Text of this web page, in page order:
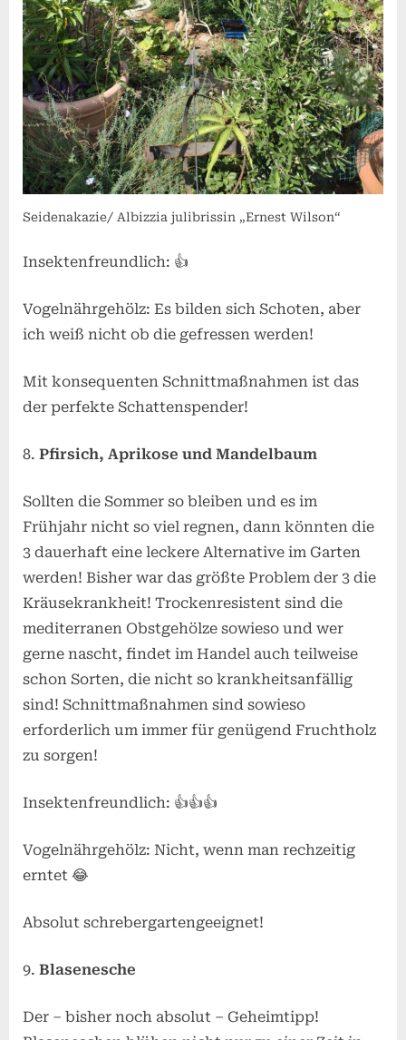
Seidenakazie/ Albizzia julibrissin „Ernest Wilson“
Insektenfreundlich: 👍
Vogelnährgehölz: Es bilden sich Schoten, aber
ich weiß nicht ob die gefressen werden!
Mit konsequenten Schnittmaßnahmen ist das
der perfekte Schattenspender!
Pfirsich, Aprikose und Mandelbaum
Sollten die Sommer so bleiben und es im
Frühjahr nicht so viel regnen, dann könnten die
3 dauerhaft eine leckere Alternative im Garten
werden! Bisher war das größte Problem der 3 die
Kräusekrankheit! Trockenresistent sind die
mediterranen Obstgehölze sowieso und wer
gerne nascht, findet im Handel auch teilweise
schon Sorten, die nicht so krankheitsanfällig
sind! Schnittmaßnahmen sind sowieso
erforderlich um immer für genügend Fruchtholz
zu sorgen!
Insektenfreundlich: 👍👍👍
Vogelnährgehölz: Nicht, wenn man rechzeitig
erntet 😂
Absolut schrebergartengeeignet!
Blasenesche
Der – bisher noch absolut – Geheimtipp!